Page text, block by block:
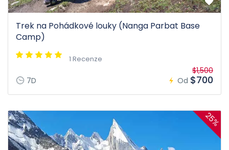
Trek na Pohádkové louky (Nanga Parbat Base
Camp)
1 Recenze
7D Od
$1,500
$700
25%